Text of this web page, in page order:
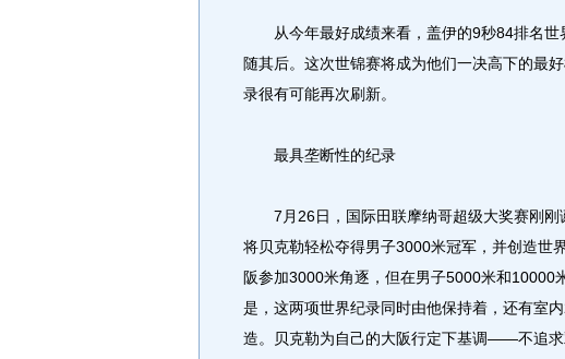
从今年最好成绩来看，盖伊的9秒84排名世
随其后。这次世锦赛将成为他们一决高下的最
录很有可能再次刷新。
最具垄断性的纪录
7月26日，国际田联摩纳哥超级大奖赛刚刚
将贝克勒轻松夺得男子3000米冠军，并创造世
阪参加3000米角逐，但在男子5000米和10000
是，这两项世界纪录同时由他保持着，还有室
造。贝克勒为自己的大阪行定下基调——不追